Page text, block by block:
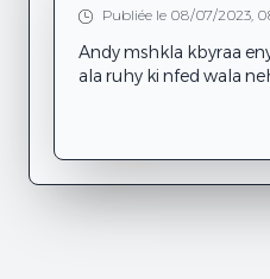
Publiée le 08/07/2023,
Andy mshkla kbyraa
ala ruhy ki nfed wala
wala tsyr ay haja
nghanyy w labes alya